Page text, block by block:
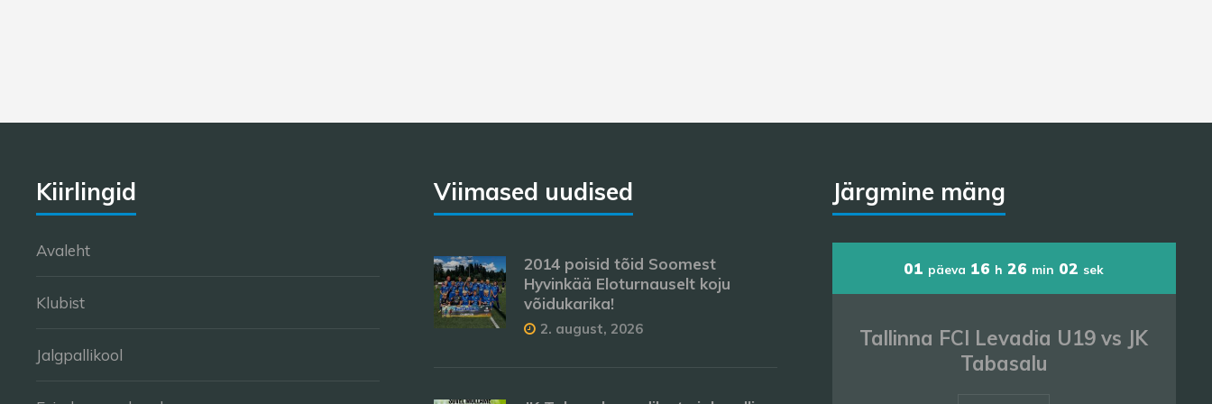
Kiirlingid
Avaleht
Klubist
Jalgpallikool
Viimased uudised
2014 poisid tõid Soomest
Hyvinkää Eloturnauselt koju
võidukarika!
2. august, 2026
Järgmine mäng
01 päeva 16 h 26 min 00 sek
Tallinna FCI Levadia U19 vs JK
Tabasalu